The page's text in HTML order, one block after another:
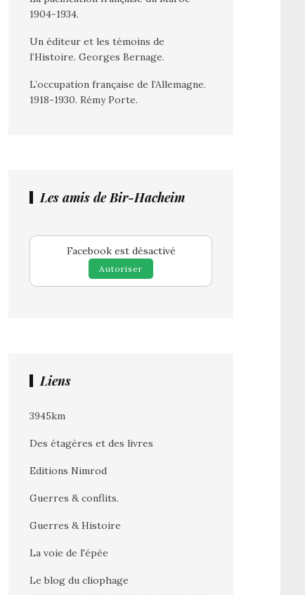
1904-1934.
Un éditeur et les témoins de
l’Histoire. Georges Bernage.
L’occupation française de l’Allemagne.
1918-1930. Rémy Porte.
Les amis de Bir-Hacheim
Facebook est désactivé
Autoriser
Liens
3945km
Des étagères et des livres
Editions Nimrod
Guerres & conflits.
Guerres & Histoire
La voie de l'épée
Le blog du cliophage